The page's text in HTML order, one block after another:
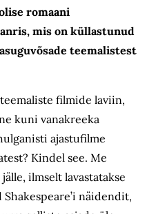
romaani
mis on küllastunud
teemalistest
filmide laviin,
kuni vanakreeka
ajastufilme
Kindel see. Me
ilmselt lavastatakse
näidendit,